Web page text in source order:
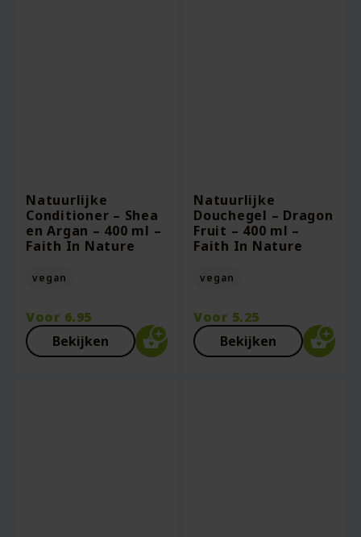
Natuurlijke
Conditioner – Shea
en Argan – 400 ml –
Faith In Nature
vegan
Voor 6.95
Bekijken
Natuurlijke
Douchegel – Dragon
Fruit – 400 ml –
Faith In Nature
vegan
Voor 5.25
Bekijken